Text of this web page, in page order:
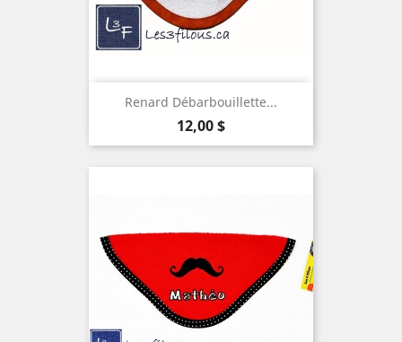
Renard Débarbouillette...
Prix
12,00 $